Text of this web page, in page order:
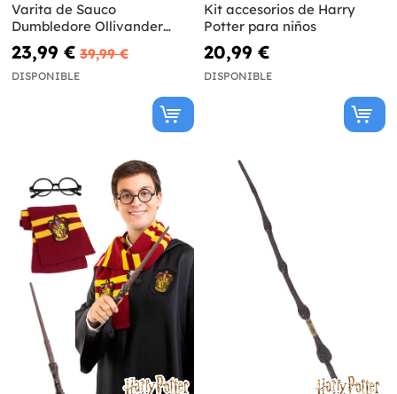
Varita de Sauco
Dumbledore Ollivander
(Réplica Oficial) - Harry
Potter
23,99 € 39,99 €
DISPONIBLE
Kit accesorios de Harry
Potter para niños
20,99 €
DISPONIBLE